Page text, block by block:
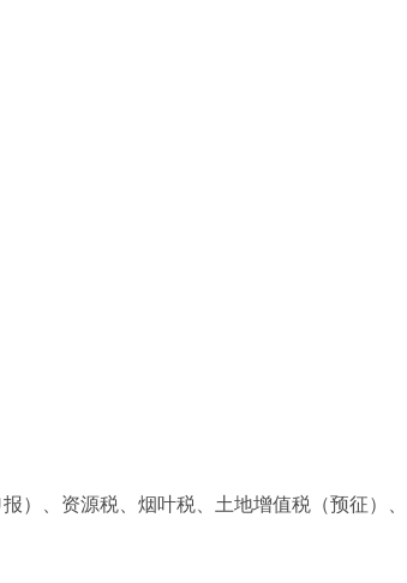
）、资源税、烟叶税、土地增值税（预征）、